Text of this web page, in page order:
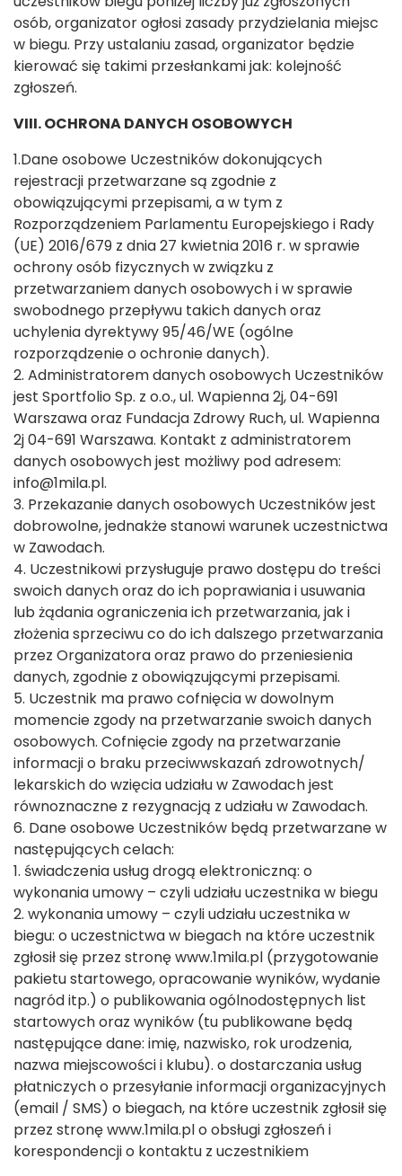
osób, organizator ogłosi zasady przydzielania miejsc
w biegu. Przy ustalaniu zasad, organizator będzie
kierować się takimi przesłankami jak: kolejność
zgłoszeń.
VIII. OCHRONA DANYCH OSOBOWYCH
1.Dane osobowe Uczestników dokonujących
rejestracji przetwarzane są zgodnie z
obowiązującymi przepisami, a w tym z
Rozporządzeniem Parlamentu Europejskiego i Rady
(UE) 2016/679 z dnia 27 kwietnia 2016 r. w sprawie
ochrony osób fizycznych w związku z
przetwarzaniem danych osobowych i w sprawie
swobodnego przepływu takich danych oraz
uchylenia dyrektywy 95/46/WE (ogólne
rozporządzenie o ochronie danych).
2. Administratorem danych osobowych Uczestników
jest Sportfolio Sp. z o.o., ul. Wapienna 2j, 04-691
Warszawa oraz Fundacja Zdrowy Ruch, ul. Wapienna
2j 04-691 Warszawa. Kontakt z administratorem
danych osobowych jest możliwy pod adresem:
info@1mila.pl.
3. Przekazanie danych osobowych Uczestników jest
dobrowolne, jednakże stanowi warunek uczestnictwa
w Zawodach.
4. Uczestnikowi przysługuje prawo dostępu do treści
swoich danych oraz do ich poprawiania i usuwania
lub żądania ograniczenia ich przetwarzania, jak i
złożenia sprzeciwu co do ich dalszego przetwarzania
przez Organizatora oraz prawo do przeniesienia
danych, zgodnie z obowiązującymi przepisami.
5. Uczestnik ma prawo cofnięcia w dowolnym
momencie zgody na przetwarzanie swoich danych
osobowych. Cofnięcie zgody na przetwarzanie
informacji o braku przeciwwskazań zdrowotnych/
lekarskich do wzięcia udziału w Zawodach jest
równoznaczne z rezygnacją z udziału w Zawodach.
6. Dane osobowe Uczestników będą przetwarzane w
następujących celach:
1. świadczenia usług drogą elektroniczną: o
wykonania umowy – czyli udziału uczestnika w biegu
2. wykonania umowy – czyli udziału uczestnika w
biegu: o uczestnictwa w biegach na które uczestnik
zgłosił się przez stronę www.1mila.pl (przygotowanie
pakietu startowego, opracowanie wyników, wydanie
nagród itp.) o publikowania ogólnodostępnych list
startowych oraz wyników (tu publikowane będą
następujące dane: imię, nazwisko, rok urodzenia,
nazwa miejscowości i klubu). o dostarczania usług
płatniczych o przesyłanie informacji organizacyjnych
(email / SMS) o biegach, na które uczestnik zgłosił się
przez stronę www.1mila.pl o obsługi zgłoszeń i
korespondencji o kontaktu z uczestnikiem